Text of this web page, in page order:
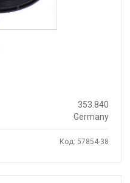
353.840
Germany
Код: 57854-38